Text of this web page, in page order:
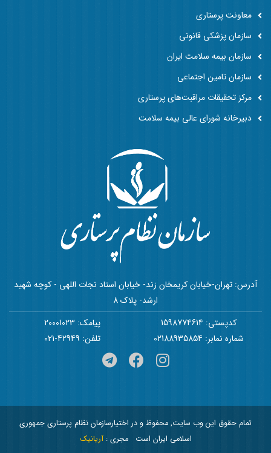
آدرس: تهران-خیابان کریمخان زند- خیابان استاد نجات اللهی - کوچه شهید
ارشد- پلاک 8
کدپستی: 1598774614
پیامک: 20001023
شماره نمابر: 02188935854
تلفن: 42949-021
معاونت پرستاری
سازمان پزشکی قانونی
سازمان بیمه سلامت ایران
سازمان تامین اجتماعی
مرکز تحقیقات مراقبت‌های پرستاری
دبیرخانه شورای عالی بیمه سلامت
تمام حقوق این وب سایت, محفوظ و در اختیارسازمان نظام پرستاری جمهوری
اسلامی ایران است
مجری :آریانیک